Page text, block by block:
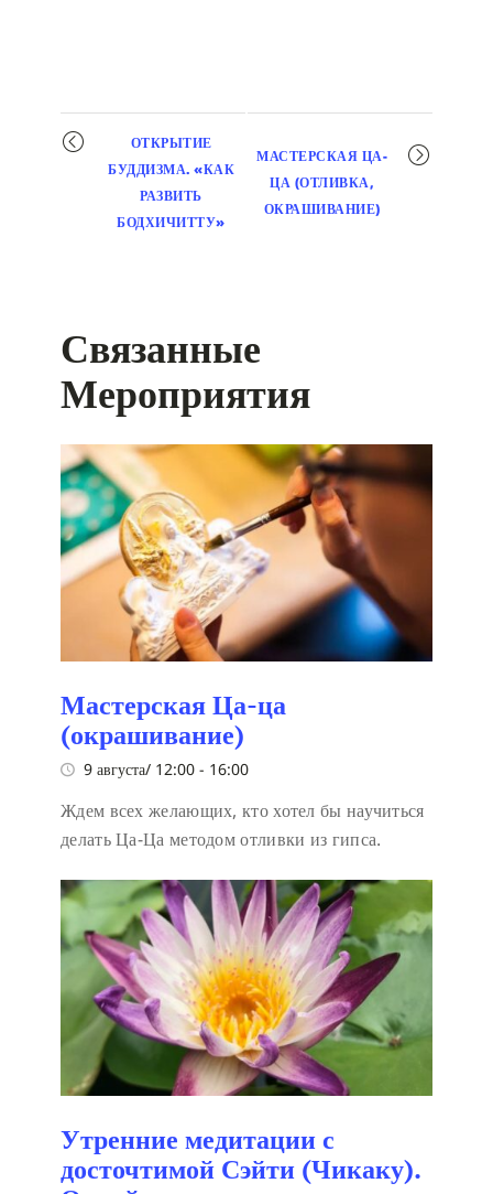
Мероприятие
навигация
ОТКРЫТИЕ
БУДДИЗМА. «КАК
РАЗВИТЬ
БОДХИЧИТТУ»
МАСТЕРСКАЯ ЦА-
ЦА (ОТЛИВКА,
ОКРАШИВАНИЕ)
Связанные
Мероприятия
Мастерская Ца-ца
(окрашивание)
9 августа/ 12:00 - 16:00
Ждем всех желающих, кто хотел бы научиться
делать Ца-Ца методом отливки из гипса.
Утренние медитации с
досточтимой Сэйти (Чикаку).